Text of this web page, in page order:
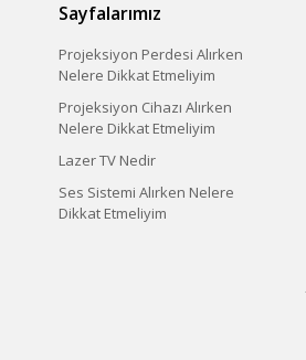
Sayfalarımız
Projeksiyon Perdesi Alırken
Nelere Dikkat Etmeliyim
Projeksiyon Cihazı Alırken
Nelere Dikkat Etmeliyim
Lazer TV Nedir
Ses Sistemi Alırken Nelere
Dikkat Etmeliyim